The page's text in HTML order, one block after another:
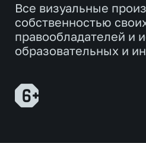
Все визуальные
собственностью
правообладателей и
образовательных и